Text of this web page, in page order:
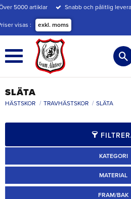
Meny
5000 artiklar Snabb och pålitlig
visas exkl. moms
SLÄTA
HÄSTSKOR TRAVHÄSTSKOR SLÄTA
KATEGORI
FRAM/BAK
MATERIAL